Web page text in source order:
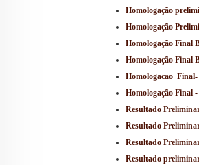
Homologação
Homologação
Homologação Final
Homologação Final
Homologação Final
Resultado
Resultado
Resultado
Resultado